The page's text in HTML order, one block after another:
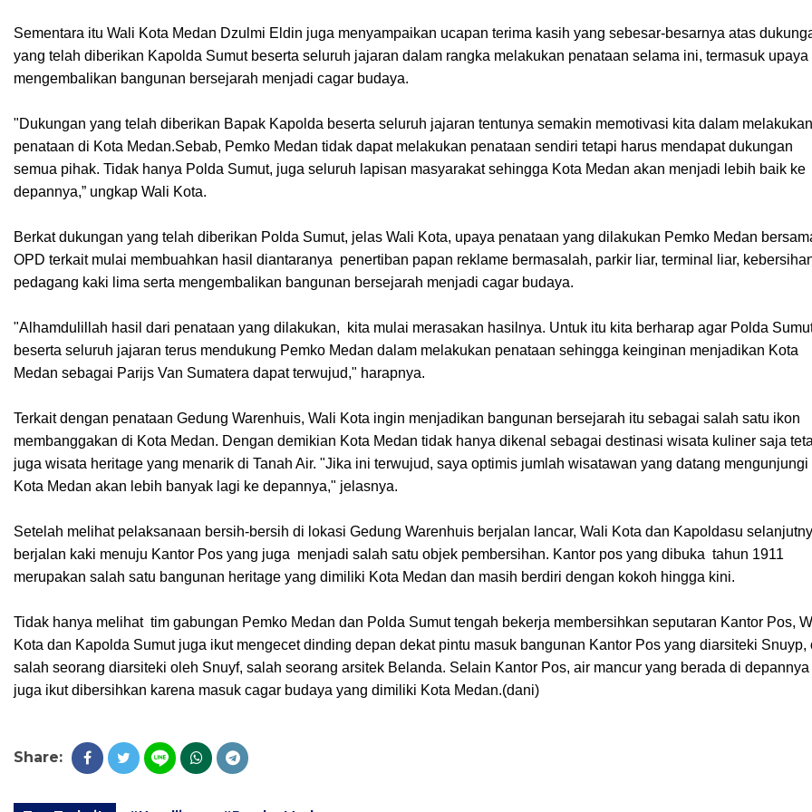
Sementara itu Wali Kota Medan Dzulmi Eldin juga menyampaikan ucapan terima kasih yang sebesar-besarnya atas
yang telah diberikan Kapolda Sumut beserta seluruh jajaran dalam rangka melakukan penataan selama ini, termasuk upaya
mengembalikan bangunan bersejarah menjadi cagar budaya.
"Dukungan yang telah diberikan Bapak Kapolda beserta seluruh jajaran tentunya semakin memotivasi kita dalam melakukan
penataan di Kota Medan.Sebab, Pemko Medan tidak dapat melakukan penataan sendiri tetapi harus mendapat dukungan
semua pihak. Tidak hanya Polda Sumut, juga seluruh lapisan masyarakat sehingga Kota Medan akan menjadi lebih baik ke
depannya,” ungkap Wali Kota.
Berkat dukungan yang telah diberikan Polda Sumut, jelas Wali Kota, upaya penataan yang dilakukan Pemko Medan
OPD terkait mulai membuahkan hasil diantaranya penertiban papan reklame bermasalah, parkir liar, terminal liar,
pedagang kaki lima serta mengembalikan bangunan bersejarah menjadi cagar budaya.
"Alhamdulillah hasil dari penataan yang dilakukan, kita mulai merasakan hasilnya. Untuk itu kita berharap agar Polda
beserta seluruh jajaran terus mendukung Pemko Medan dalam melakukan penataan sehingga keinginan menjadikan Kota
Medan sebagai Parijs Van Sumatera dapat terwujud," harapnya.
Terkait dengan penataan Gedung Warenhuis, Wali Kota ingin menjadikan bangunan bersejarah itu sebagai salah satu ikon
membanggakan di Kota Medan. Dengan demikian Kota Medan tidak hanya dikenal sebagai destinasi wisata kuliner saja
juga wisata heritage yang menarik di Tanah Air. "Jika ini terwujud, saya optimis jumlah wisatawan yang datang mengunjungi
Kota Medan akan lebih banyak lagi ke depannya," jelasnya.
Setelah melihat pelaksanaan bersih-bersih di lokasi Gedung Warenhuis berjalan lancar, Wali Kota dan Kapoldasu
berjalan kaki menuju Kantor Pos yang juga menjadi salah satu objek pembersihan. Kantor pos yang dibuka tahun 1911
merupakan salah satu bangunan heritage yang dimiliki Kota Medan dan masih berdiri dengan kokoh hingga kini.
Tidak hanya melihat tim gabungan Pemko Medan dan Polda Sumut tengah bekerja membersihkan seputaran Kantor Pos,
Kota dan Kapolda Sumut juga ikut mengecet dinding depan dekat pintu masuk bangunan Kantor Pos yang diarsiteki Snuyp,
salah seorang diarsiteki oleh Snuyf, salah seorang arsitek Belanda. Selain Kantor Pos, air mancur yang berada di depannya
juga ikut dibersihkan karena masuk cagar budaya yang dimiliki Kota Medan.(dani)
Share: